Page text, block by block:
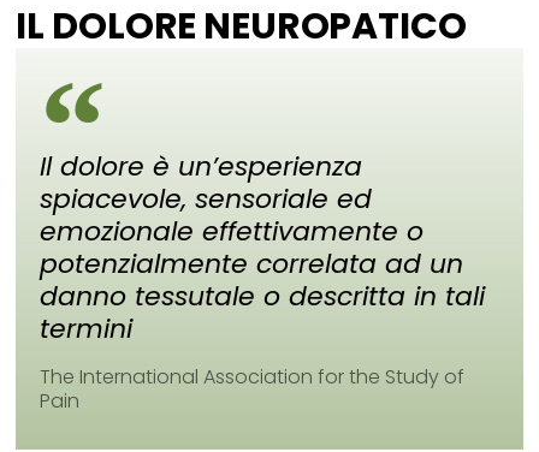
IL DOLORE NEUROPATICO
Il dolore è un’esperienza
spiacevole, sensoriale ed
emozionale effettivamente o
potenzialmente correlata ad un
danno tessutale o descritta in tali
termini
The International Association for the Study of
Pain